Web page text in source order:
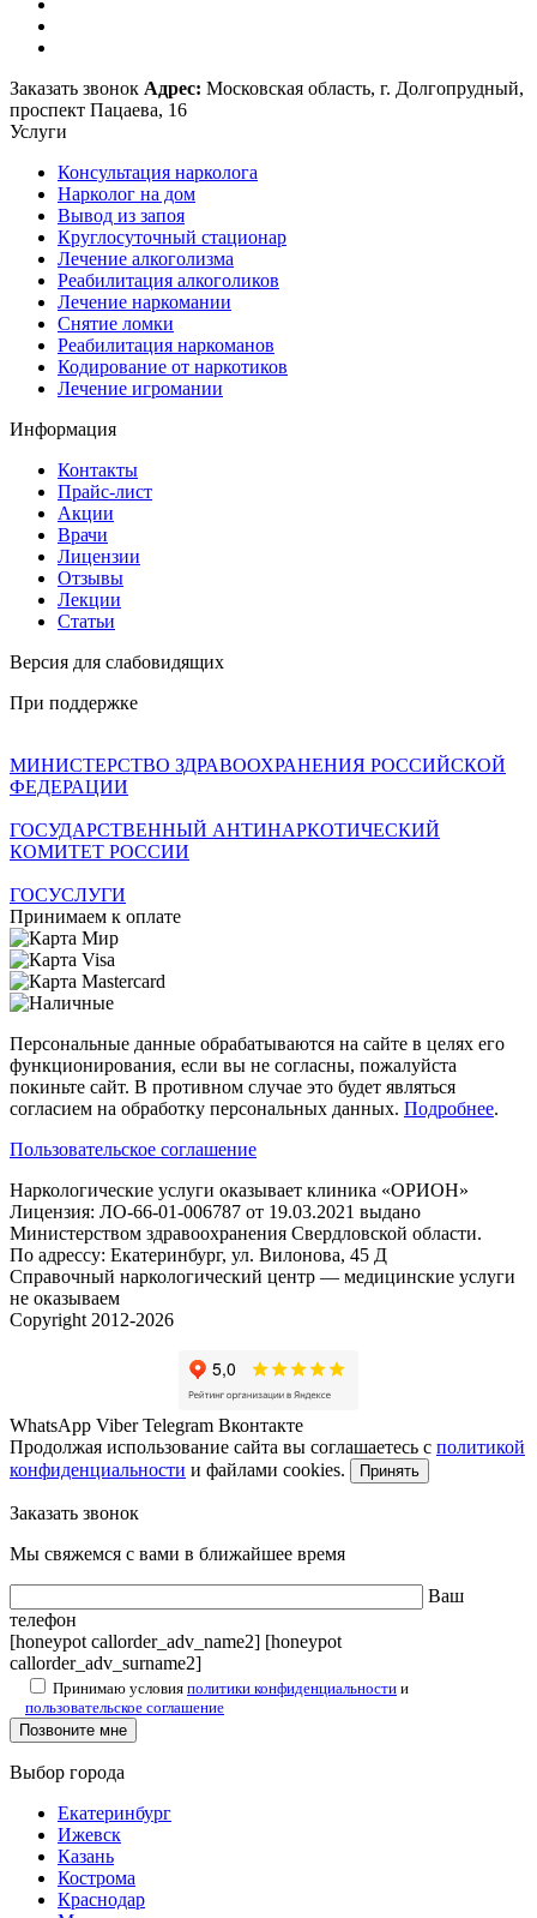
Заказать звонок Адрес: Московская область, г. Долгопрудный,
проспект Пацаева, 16
Услуги
Консультация нарколога
Нарколог на дом
Вывод из запоя
Круглосуточный стационар
Лечение алкоголизма
Реабилитация алкоголиков
Лечение наркомании
Снятие ломки
Реабилитация наркоманов
Кодирование от наркотиков
Лечение игромании
Информация
Контакты
Прайс-лист
Акции
Врачи
Лицензии
Отзывы
Лекции
Статьи
Версия для слабовидящих
При поддержке
МИНИСТЕРСТВО ЗДРАВООХРАНЕНИЯ РОССИЙСКОЙ
ФЕДЕРАЦИИ
ГОСУДАРСТВЕННЫЙ АНТИНАРКОТИЧЕСКИЙ
КОМИТЕТ РОССИИ
ГОСУСЛУГИ
Принимаем к оплате
Персональные данные обрабатываются на сайте в целях его
функционирования, если вы не согласны, пожалуйста
покиньте сайт. В противном случае это будет являться
согласием на обработку персональных данных. Подробнее.
Пользовательское соглашение
Наркологические услуги оказывает клиника «ОРИОН»
Лицензия: ЛО-66-01-006787 от 19.03.2021 выдано
Министерством здравоохранения Свердловской области.
По адрессу: Екатеринбург, ул. Вилонова, 45 Д
Справочный наркологический центр — медицинские услуги
не оказываем
Copyright 2012-2026
WhatsApp Viber Telegram Вконтакте
Продолжая использование сайта вы соглашаетесь с политикой
конфиденциальности и файлами cookies. Принять
Заказать звонок
Мы свяжемся с вами в ближайшее время
Ваш
телефон
[honeypot callorder_adv_name2] [honeypot
callorder_adv_surname2]
Принимаю условия политики конфиденциальности и
пользовательское соглашение
Выбор города
Екатеринбург
Ижевск
Казань
Кострома
Краснодар